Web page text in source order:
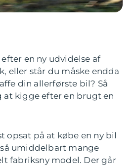
en ny udvidelse af
eller står du måske endda
din allerførste bil? Så
at kigge efter en brugt en
opsat på at købe en ny bil
umiddelbart mange
fabriksny model. Der går